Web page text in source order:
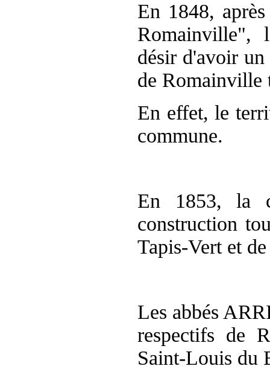
En 1848,
Romainville",
désir d'avoir
de Romainville
En effet, le
commune.
En 1853, la
construction
Tapis-Vert et
Les abbés
respectifs de
Saint-Louis du